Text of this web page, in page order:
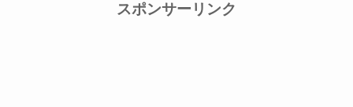
スポンサーリンク